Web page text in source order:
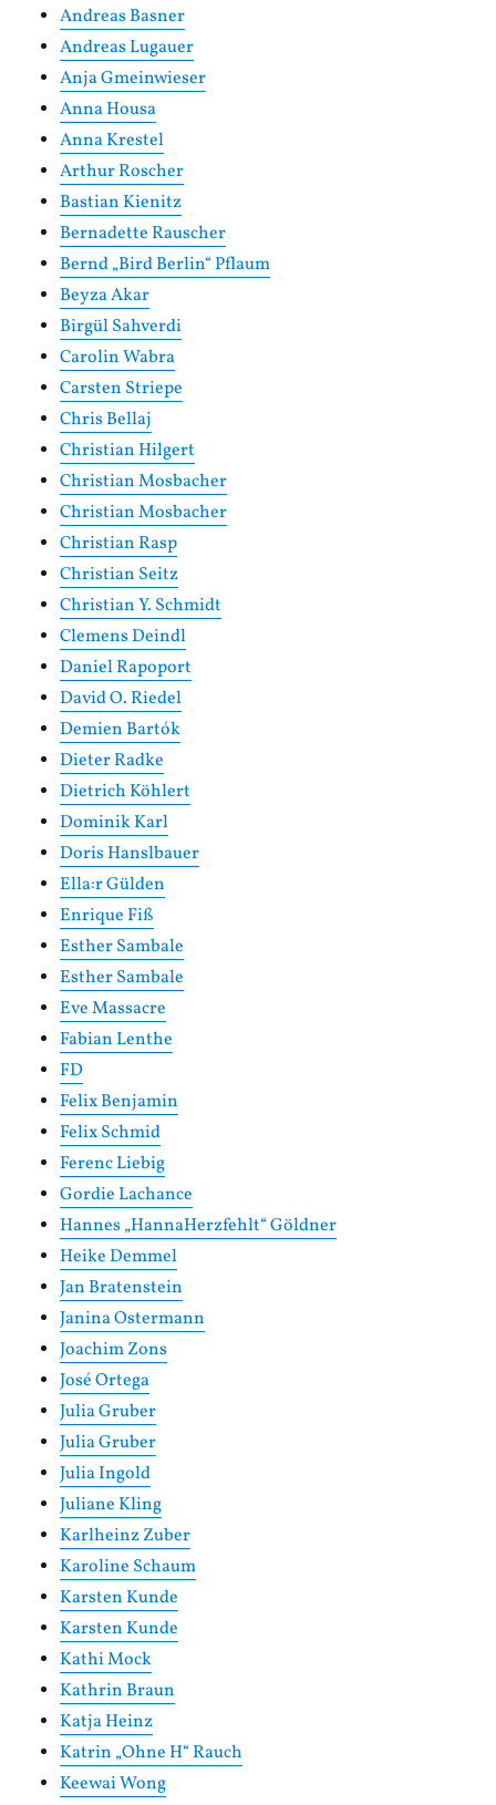
Andreas Basner
Andreas Lugauer
Anja Gmeinwieser
Anna Housa
Anna Krestel
Arthur Roscher
Bastian Kienitz
Bernadette Rauscher
Bernd „Bird Berlin“ Pflaum
Beyza Akar
Birgül Sahverdi
Carolin Wabra
Carsten Striepe
Chris Bellaj
Christian Hilgert
Christian Mosbacher
Christian Mosbacher
Christian Rasp
Christian Seitz
Christian Y. Schmidt
Clemens Deindl
Daniel Rapoport
David O. Riedel
Demien Bartók
Dieter Radke
Dietrich Köhlert
Dominik Karl
Doris Hanslbauer
Ella:r Gülden
Enrique Fiß
Esther Sambale
Esther Sambale
Eve Massacre
Fabian Lenthe
FD
Felix Benjamin
Felix Schmid
Ferenc Liebig
Gordie Lachance
Hannes „HannaHerzfehlt“ Göldner
Heike Demmel
Jan Bratenstein
Janina Ostermann
Joachim Zons
José Ortega
Julia Gruber
Julia Gruber
Julia Ingold
Juliane Kling
Karlheinz Zuber
Karoline Schaum
Karsten Kunde
Karsten Kunde
Kathi Mock
Kathrin Braun
Katja Heinz
Katrin „Ohne H“ Rauch
Keewai Wong